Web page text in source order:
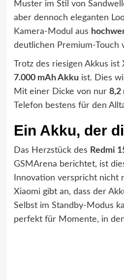
Muster im Stil von
aber dennoch eleganten
Kamera-Modul aus
deutlichen Premium-Touch
Trotz des riesigen Akkus ist
7.000 mAh Akku ist. Dies
Mit einer Dicke von nur 8,2
Telefon bestens für den
Ein Akku, der
Das Herzstück des Redmi
GSMArena berichtet, ist
Innovation verspricht nicht
Xiaomi gibt an, dass der
Selbst im Standby-Modus
perfekt für Momente, in